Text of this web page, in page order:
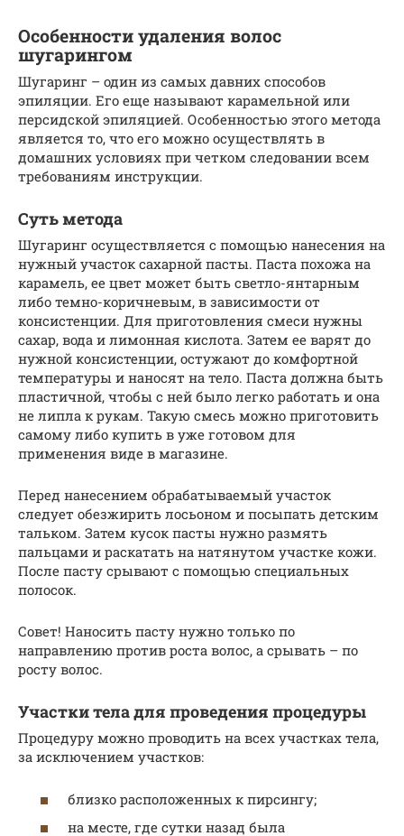
Особенности удаления волос
шугарингом
Шугаринг – один из самых давних способов
эпиляции. Его еще называют карамельной или
персидской эпиляцией. Особенностью этого метода
является то, что его можно осуществлять в
домашних условиях при четком следовании всем
требованиям инструкции.
Суть метода
Шугаринг осуществляется с помощью нанесения на
нужный участок сахарной пасты. Паста похожа на
карамель, ее цвет может быть светло-янтарным
либо темно-коричневым, в зависимости от
консистенции. Для приготовления смеси нужны
сахар, вода и лимонная кислота. Затем ее варят до
нужной консистенции, остужают до комфортной
температуры и наносят на тело. Паста должна быть
пластичной, чтобы с ней было легко работать и она
не липла к рукам. Такую смесь можно приготовить
самому либо купить в уже готовом для
применения виде в магазине.
Перед нанесением обрабатываемый участок
следует обезжирить лосьоном и посыпать детским
тальком. Затем кусок пасты нужно размять
пальцами и раскатать на натянутом участке кожи.
После пасту срывают с помощью специальных
полосок.
Совет! Наносить пасту нужно только по
направлению против роста волос, а срывать – по
росту волос.
Участки тела для проведения процедуры
Процедуру можно проводить на всех участках тела,
за исключением участков:
близко расположенных к пирсингу;
на месте, где сутки назад была